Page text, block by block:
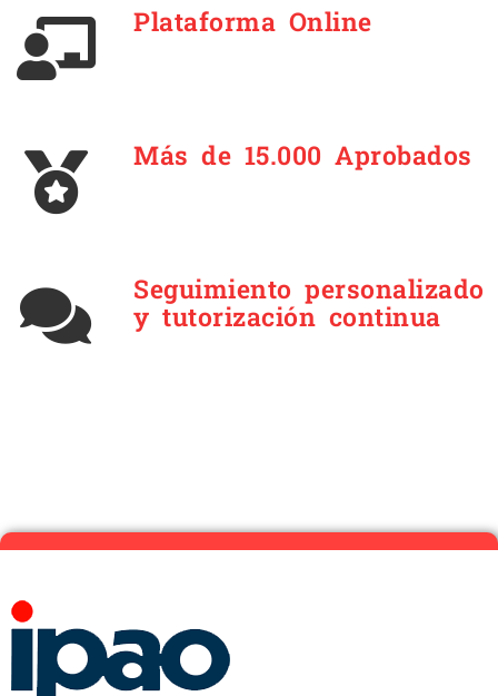
Plataforma Online
Más de 15.000 Aprobados
Seguimiento personalizado
y tutorización continua